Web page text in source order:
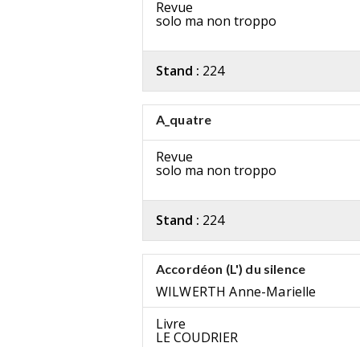
Revue
solo ma non troppo
Stand : 224
A_quatre
Revue
solo ma non troppo
Stand : 224
Accordéon (L') du silence
WILWERTH Anne-Marielle
Livre
LE COUDRIER